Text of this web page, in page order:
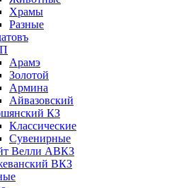
Храмы
Разные
Арамэ
Золотой
Армина
Айвазовский
КЗ
Классические
Сувенирные
Велли АВКЗ
ВКЗ